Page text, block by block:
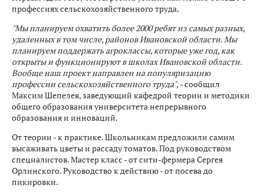
профессиях сельскохозяйственного труда.
"Мы планируем охватить более 2000 ребят из самых разных,
удаленных в том числе, районов Ивановской области. Мы
планируем поддержать агроклассы, которые уже год, как
открыты и функционируют в школах Ивановской области.
Вообще наш проект направлен на популяризацию
профессии сельскохозяйственного труда", - сообщил
Максим Шепелев, заведующий кафедрой теории и методики
общего образования университета непрерывного
образования и инноваций.
От теории - к практике. Школьникам предложили самим
высаживать цветы и рассаду томатов. Под руководством
специалистов. Мастер класс - от сити-фермера Сергея
Орлинского. Руководство к действию - от посева до
пикировки.